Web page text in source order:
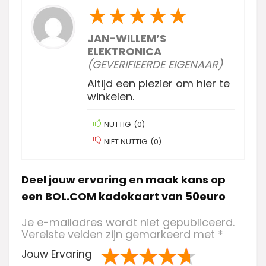
★★★★★
JAN-WILLEM’S
ELEKTRONICA
(GEVERIFIEERDE EIGENAAR)
Altijd een plezier om hier te
winkelen.
NUTTIG (0)
NIET NUTTIG (0)
Deel jouw ervaring en maak kans op
een BOL.COM kadokaart van 50euro
Je e-mailadres wordt niet gepubliceerd.
Vereiste velden zijn gemarkeerd met *
Jouw Ervaring